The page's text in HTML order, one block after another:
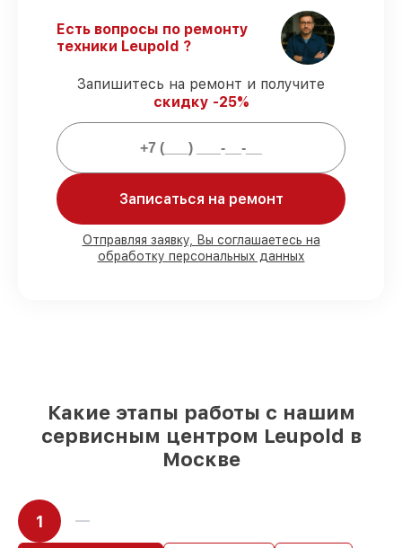
ремонт оптического прицела Leupold VX-
5HD 3-15x56 CDS-ZL2 в оговоренные
сроки.
Гарантийное сопровождение– все
ремонтные услуги и комплектующие
защищены гарантийной поддержкой до
Мы гарантируем:
80%
присутствии
90%комплектующих Leupold готовы к
Есть вопросы по ремонту
техники Leupold ?
Запишитесь на ремонт и получите
скидку -25%
Записаться на ремонт
Отправляя заявку, Вы соглашаетесь на
обработку персональных данных
Какие этапы работы с нашим
сервисным центром Leupold в
Москве
1